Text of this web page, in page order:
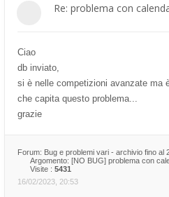
Re: problema con
Ciao
db inviato,
si è nelle competizioni avanzate ma
che capita questo problema...
grazie
Forum: Bug e problemi vari - archivio fino al
Argomento: [NO BUG] problema con
Visite : 5431
16/02/2023, 20:53